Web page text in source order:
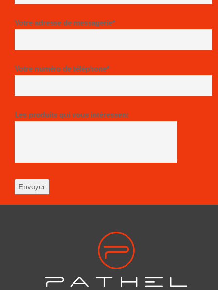
Votre adresse de messagerie*
Votre numéro de téléphone*
Les produits qui vous intéressent